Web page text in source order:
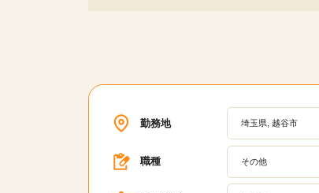
勤務地 埼玉県, 越谷市
職種 その他
17,050